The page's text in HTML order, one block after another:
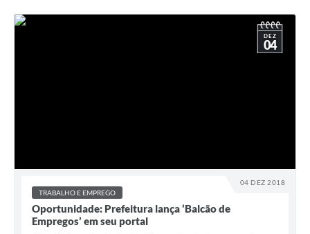
04 DEZ 2018
DEZ
04
TRABALHO E EMPREGO
Oportunidade: Prefeitura lança ‘Balcão de
Empregos’ em seu portal